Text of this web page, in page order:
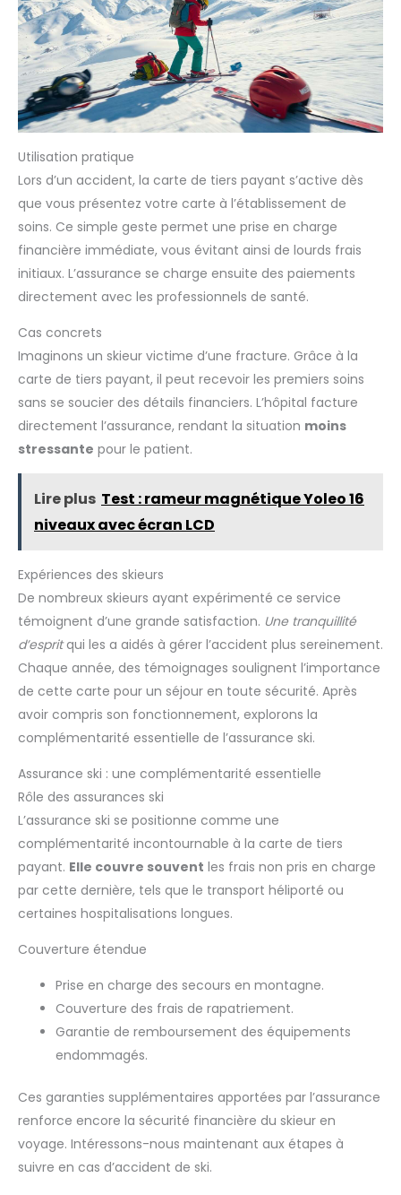
Utilisation pratique
Lors d’un accident, la carte de tiers payant s’active dès
que vous présentez votre carte à l’établissement de
soins. Ce simple geste permet une prise en charge
financière immédiate, vous évitant ainsi de lourds frais
initiaux. L’assurance se charge ensuite des paiements
directement avec les professionnels de santé.
Cas concrets
Imaginons un skieur victime d’une fracture. Grâce à la
carte de tiers payant, il peut recevoir les premiers soins
sans se soucier des détails financiers. L’hôpital facture
directement l’assurance, rendant la situation moins
stressante pour le patient.
Lire plus Test : rameur magnétique Yoleo 16
niveaux avec écran LCD
Expériences des skieurs
De nombreux skieurs ayant expérimenté ce service
témoignent d’une grande satisfaction. Une tranquillité
d’espritqui les a aidés à gérer l’accident plus sereinement.
Chaque année, des témoignages soulignent l’importance
de cette carte pour un séjour en toute sécurité. Après
avoir compris son fonctionnement, explorons la
complémentarité essentielle de l’assurance ski.
Assurance ski : une complémentarité essentielle
Rôle des assurances ski
L’assurance ski se positionne comme une
complémentarité incontournable à la carte de tiers
payant. Elle couvre souvent les frais non pris en charge
par cette dernière, tels que le transport héliporté ou
certaines hospitalisations longues.
Couverture étendue
Prise en charge des secours en montagne.
Couverture des frais de rapatriement.
Garantie de remboursement des équipements
endommagés.
Ces garanties supplémentaires apportées par l’assurance
renforce encore la sécurité financière du skieur en
voyage. Intéressons-nous maintenant aux étapes à
suivre en cas d’accident de ski.